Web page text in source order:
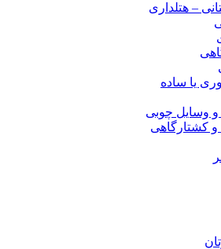
– هتلداری
یا ساده
وسایل چوبی
کشتارگاهی